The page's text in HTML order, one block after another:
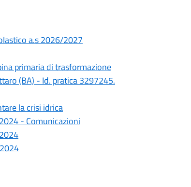
a.s 2026/2027
primaria di trasformazione
(BA) - Id. pratica 3297245.
la crisi idrica
- Comunicazioni